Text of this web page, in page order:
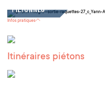
piétonnes
Infos pratiques
Itinéraires piétons